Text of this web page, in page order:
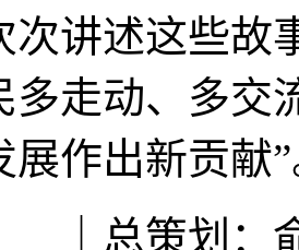
次讲述这些
多走动、多交
展作出新贡献
总策划：